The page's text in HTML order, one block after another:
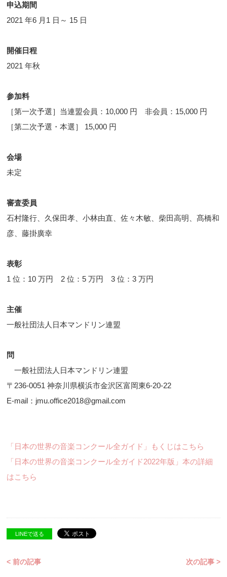
申込期間
2021 年6 月1 日～ 15 日
開催日程
2021 年秋
参加料
［第一次予選］当連盟会員：10,000 円 非会員：15,000 円
［第二次予選・本選］ 15,000 円
会場
未定
審査委員
石村隆行、久保田孝、小林由直、佐々木敏、柴田高明、髙橋和
彦、藤掛廣幸
表彰
1 位：10 万円 2 位：5 万円 3 位：3 万円
主催
一般社団法人日本マンドリン連盟
問
一般社団法人日本マンドリン連盟
〒236-0051 神奈川県横浜市金沢区富岡東6-20-22
E-mail：jmu.office2018@gmail.com
「日本の世界の音楽コンクール全ガイド」もくじはこちら
「日本の世界の音楽コンクール全ガイド2022年版」本の詳細
はこちら
LINEで送る
< 前の記事 次の記事 >